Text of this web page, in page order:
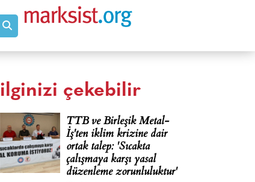
ilginizi çekebilir
TTB ve Birleşik Metal-
İş'ten iklim krizine dair
ortak talep: 'Sıcakta
çalışmaya karşı yasal
düzenleme zorunluluktur'